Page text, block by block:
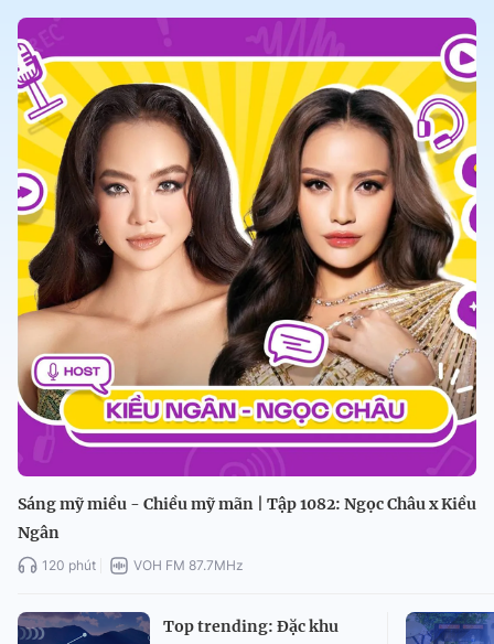
Sáng mỹ miều - Chiều mỹ mãn | Tập 1082: Ngọc Châu x Kiều
Ngân
120 phút VOH FM 87.7MHz
Top trending: Đặc khu